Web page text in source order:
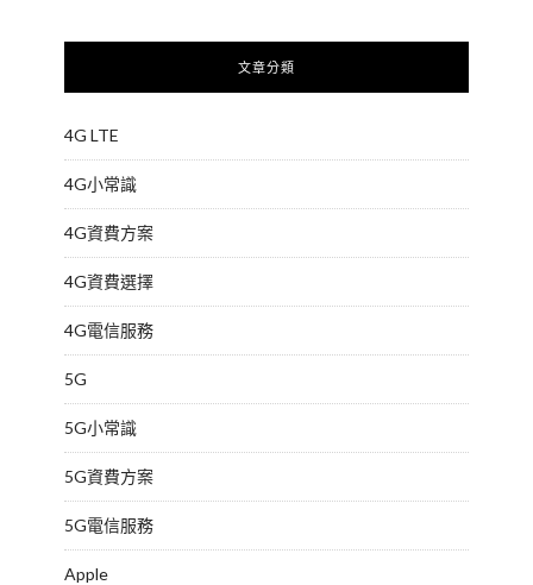
文章分類
4G LTE
4G小常識
4G資費方案
4G資費選擇
4G電信服務
5G
5G小常識
5G資費方案
5G電信服務
Apple